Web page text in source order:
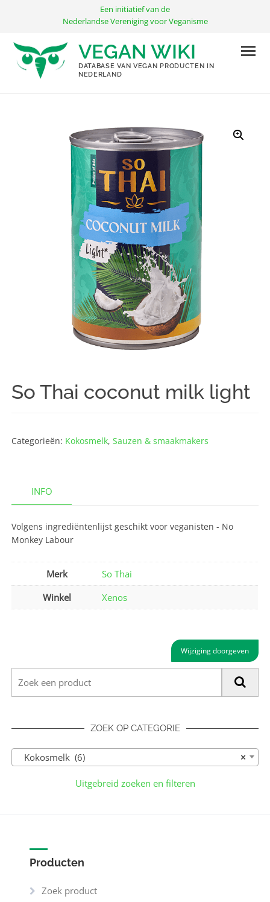
inhoud
Een initiatief van de
Nederlandse Vereniging voor Veganisme
VEGAN WIKI
DATABASE VAN VEGAN PRODUCTEN IN
NEDERLAND
So Thai coconut milk light
Categorieën: Kokosmelk,Sauzen & smaakmakers
INFO
Volgens ingrediëntenlijst geschikt voor veganisten - No
Monkey Labour
Merk
So Thai
Winkel
Xenos
Wijziging doorgeven
ZOEK OP CATEGORIE
×
Kokosmelk (6)
Uitgebreid zoeken en filteren
Producten
Zoek product